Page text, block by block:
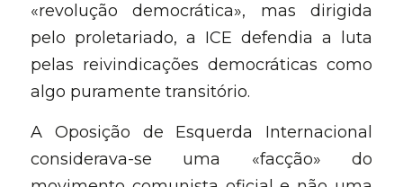
«revolução democrática», mas dirigida
pelo proletariado, a ICE defendia a luta
pelas reivindicações democráticas como
algo puramente transitório.
A Oposição de Esquerda Internacional
considerava-se uma «facção» do